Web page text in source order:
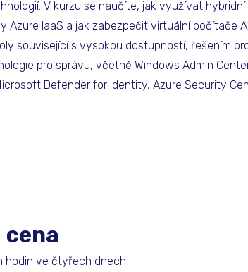
V kurzu se naučíte, jak využívat
Azure IaaS a jak zabezpečit virtuální počítače
související s vysokou dostupností, řešením
pro správu, včetně Windows Admin
Defender for Identity, Azure Security
cena
hodin ve čtyřech dnech